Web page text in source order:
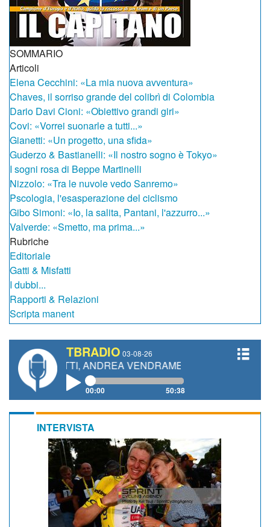
SOMMARIO
Articoli
Elena Cecchini: «La mia nuova avventura»
Chaves, il sorriso grande del colibrì di Colombia
Dario Davi Cioni: «Obiettivo grandi giri»
Covi: «Vorrei suonarle a tutti...»
Gianetti: «Un progetto, una sfida»
Guderzo & Bastianelli: «Il nostro sogno è Tokyo»
I sogni rosa di Beppe Martinelli
Nizzolo: «Tra le nuvole vedo Sanremo»
Pscologia, l'esasperazione del ciclismo
Gibo Simoni: «Io, la salita, Pantani, l'azzurro...»
Valverde: «Smetto, ma prima...»
Rubriche
Editoriale
Gatti & Misfatti
I dubbi...
Rapporti & Relazioni
Scripta manent
TBRADIO 03-08-26
ANDREA VENDRAME, FILIPPO FIORELLI
00:00 50:38
INTERVISTA